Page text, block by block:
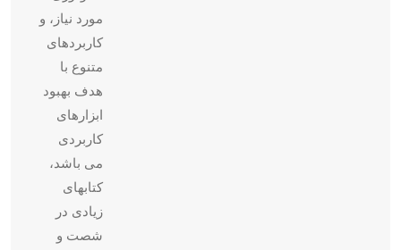
مورد نیاز، و
کاربردهای
متنوع با
هدف بهبود
ابزارهای
کاربردی
می باشد،
کتابهای
زیادی در
شصت و